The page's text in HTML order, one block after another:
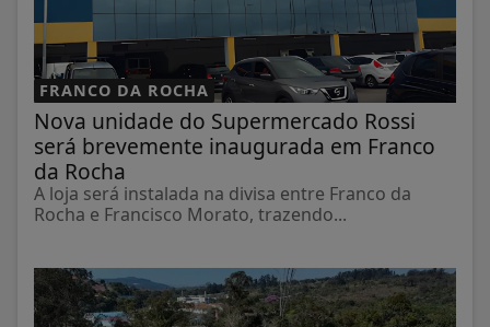
FRANCO DA ROCHA
Nova unidade do Supermercado Rossi
será brevemente inaugurada em Franco
da Rocha
A loja será instalada na divisa entre Franco da
Rocha e Francisco Morato, trazendo...